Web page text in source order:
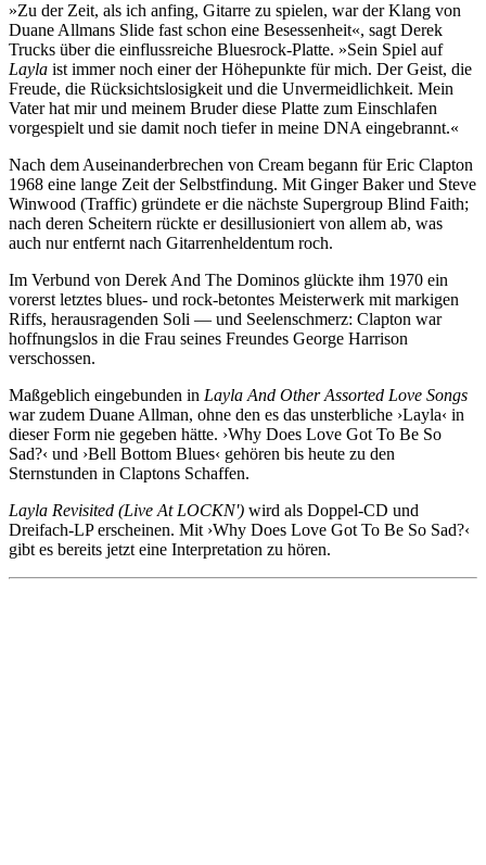
»Zu der Zeit, als ich anfing, Gitarre zu spielen, war der Klang von
Duane Allmans Slide fast schon eine Besessenheit«, sagt Derek
Trucks über die einflussreiche Bluesrock-Platte. »Sein Spiel auf
Layla ist immer noch einer der Höhepunkte für mich. Der Geist, die
Freude, die Rücksichtslosigkeit und die Unvermeidlichkeit. Mein
Vater hat mir und meinem Bruder diese Platte zum Einschlafen
vorgespielt und sie damit noch tiefer in meine DNA eingebrannt.«
Nach dem Auseinanderbrechen von Cream begann für Eric Clapton
1968 eine lange Zeit der Selbstfindung. Mit Ginger Baker und Steve
Winwood (Traffic) gründete er die nächste Supergroup Blind Faith;
nach deren Scheitern rückte er desillusioniert von allem ab, was
auch nur entfernt nach Gitarrenheldentum roch.
Im Verbund von Derek And The Dominos glückte ihm 1970 ein
vorerst letztes blues- und rock-betontes Meisterwerk mit markigen
Riffs, herausragenden Soli — und Seelenschmerz: Clapton war
hoffnungslos in die Frau seines Freundes George Harrison
verschossen.
Maßgeblich eingebunden in Layla And Other Assorted Love Songs
war zudem Duane Allman, ohne den es das unsterbliche ›Layla‹ in
dieser Form nie gegeben hätte. ›Why Does Love Got To Be So
Sad?‹ und ›Bell Bottom Blues‹ gehören bis heute zu den
Sternstunden in Claptons Schaffen.
Layla Revisited (Live At LOCKN') wird als Doppel-CD und
Dreifach-LP erscheinen. Mit ›Why Does Love Got To Be So Sad?‹
gibt es bereits jetzt eine Interpretation zu hören.